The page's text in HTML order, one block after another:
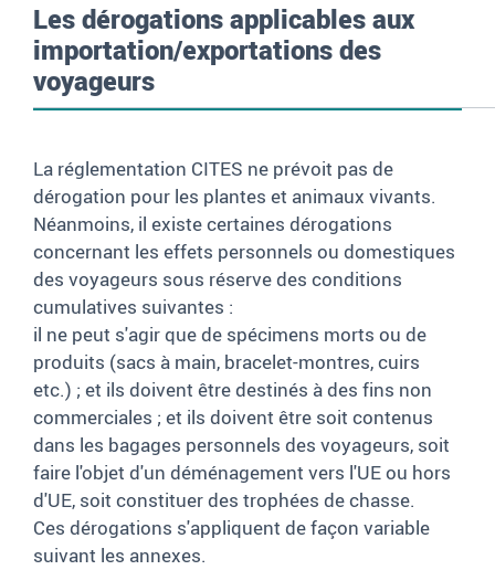
Les dérogations applicables aux
importation/exportations des
voyageurs
La réglementation CITES ne prévoit pas de
dérogation pour les plantes et animaux vivants.
Néanmoins, il existe certaines dérogations
concernant les effets personnels ou domestiques
des voyageurs sous réserve des conditions
cumulatives suivantes :
il ne peut s'agir que de spécimens morts ou de
produits (sacs à main, bracelet-montres, cuirs
etc.) ; et ils doivent être destinés à des fins non
commerciales ; et ils doivent être soit contenus
dans les bagages personnels des voyageurs, soit
faire l'objet d'un déménagement vers l'UE ou hors
d'UE, soit constituer des trophées de chasse.
Ces dérogations s'appliquent de façon variable
suivant les annexes.